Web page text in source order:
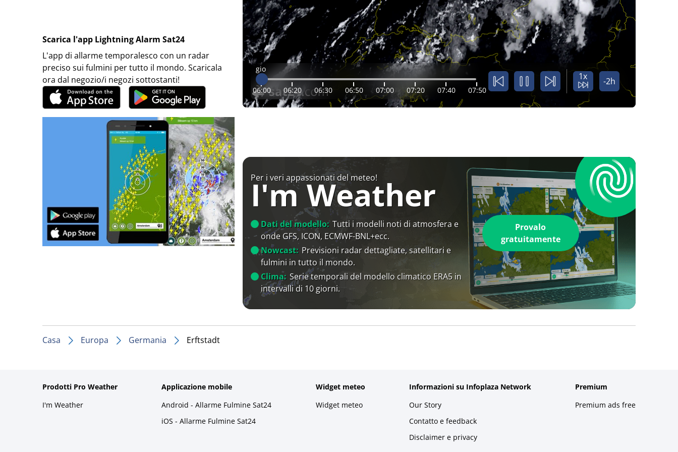
Scarica l'app Lightning Alarm Sat24
L'app di allarme temporalesco con un radar
preciso sui fulmini per tutto il mondo. Scaricala
ora dal negozio/i negozi sottostanti!
gio
06:00 06:20 06:30 06:50 07:00 07:20 07:40 07:50
1x -2h
Per i veri appassionati del meteo!
I'm Weather
Dati del modello: Tutti i modelli noti di atmosfera e
onde GFS, ICON, ECMWF-BNL+ecc.
Nowcast: Previsioni radar dettagliate, satellitari e
fulmini in tutto il mondo.
Clima: Serie temporali del modello climatico ERA5 in
intervalli di 10 giorni.
Provalo
gratuitamente
Casa Europa Germania Erftstadt
Prodotti Pro Weather
I'm Weather
Applicazione mobile
Android - Allarme Fulmine Sat24
iOS - Allarme Fulmine Sat24
Widget meteo
Widget meteo
Informazioni su Infoplaza Network
Our Story
Contatto e feedback
Disclaimer e privacy
Premium
Premium ads free